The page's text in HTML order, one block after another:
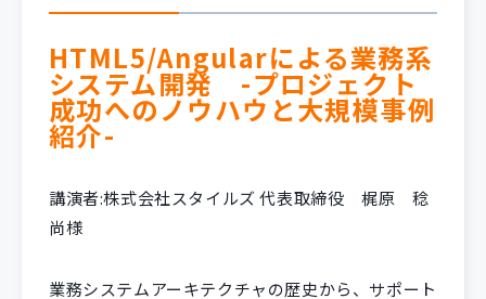
HTML5/Angularによる業務系
システム開発 -プロジェクト
成功へのノウハウと大規模事例
紹介-
講演者:株式会社スタイルズ 代表取締役 梶原 稔
尚様
業務システムアーキテクチャの歴史から、サポート